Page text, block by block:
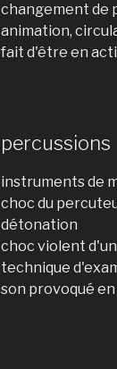
changement de
animation,
fait d'être en
percussions
instruments de
choc du
détonation
choc violent
technique
son provoqué